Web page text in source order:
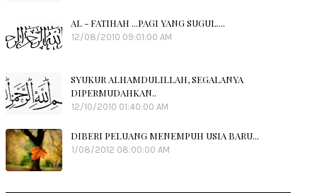
AL - FATIHAH ...PAGI YANG SUGUL....
12/08/2010 09:01:00 AM
SYUKUR ALHAMDULILLAH, SEGALANYA
DIPERMUDAHKAN..
12/10/2010 01:40:00 AM
DIBERI PELUANG MENEMPUH USIA BARU...
1/08/2012 08:00:00 AM